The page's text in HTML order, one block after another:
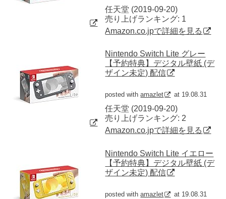
任天堂 (2019-09-20)
売り上げランキング: 1
Amazon.co.jpで詳細を見る
Nintendo Switch Lite グレー
【予約特典】デジタル壁紙 (デ
ザイン未定) 配信
posted withamazlet at 19.08.31
任天堂 (2019-09-20)
売り上げランキング: 2
Amazon.co.jpで詳細を見る
Nintendo Switch Lite イエロー
【予約特典】デジタル壁紙 (デ
ザイン未定) 配信
posted withamazlet at 19.08.31